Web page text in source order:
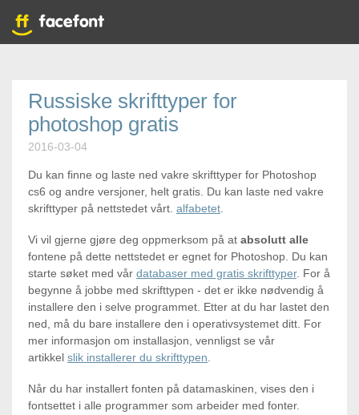
Russiske skrifttyper for
photoshop gratis
2016-03-04
Du kan finne og laste ned vakre skrifttyper for Photoshop
cs6 og andre versjoner, helt gratis. Du kan laste ned vakre
skrifttyper på nettstedet vårt. alfabetet
Vi vil gjerne gjøre deg oppmerksom på at absolutt alle
fontene på dette nettstedet er egnet for Photoshop. Du kan
starte søket med vår databaser med gratis skrifttyper. For å
begynne å jobbe med skrifttypen - det er ikke nødvendig å
installere den i selve programmet. Etter at du har lastet den
ned, må du bare installere den i operativsystemet ditt. For
mer informasjon om installasjon, vennligst se vår
artikkel slik installerer du skrifttypen
Når du har installert fonten på datamaskinen, vises den i
fontsettet i alle programmer som arbeider med fonter.